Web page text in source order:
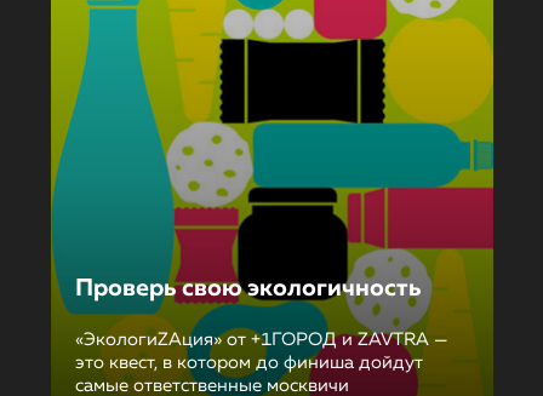
Проверь свою экологичность
«ЭкологиZAция» от +1ГОРОД и ZAVTRA —
это квест, в котором до финиша дойдут
самые ответственные москвичи